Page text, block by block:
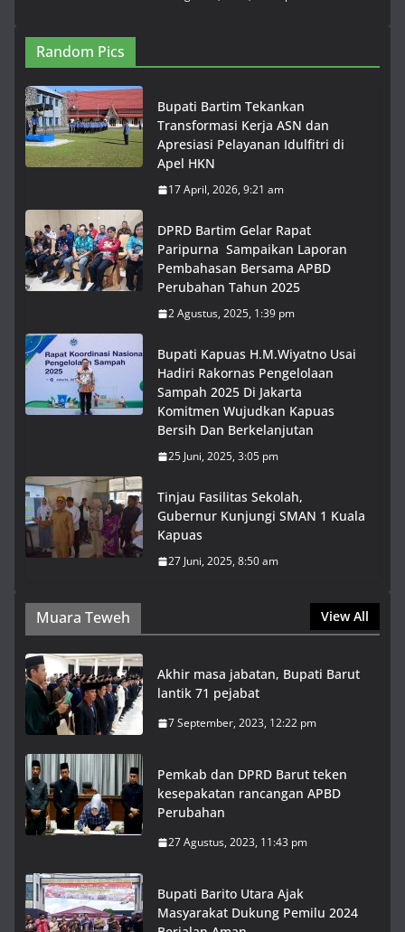
Random Pics
Bupati Bartim Tekankan
Transformasi Kerja ASN dan
Apresiasi Pelayanan Idulfitri di
Apel HKN
17 April, 2026, 9:21 am
DPRD Bartim Gelar Rapat
Paripurna Sampaikan Laporan
Pembahasan Bersama APBD
Perubahan Tahun 2025
2 Agustus, 2025, 1:39 pm
Bupati Kapuas H.M.Wiyatno Usai
Hadiri Rakornas Pengelolaan
Sampah 2025 Di Jakarta
Komitmen Wujudkan Kapuas
Bersih Dan Berkelanjutan
25 Juni, 2025, 3:05 pm
Tinjau Fasilitas Sekolah,
Gubernur Kunjungi SMAN 1 Kuala
Kapuas
27 Juni, 2025, 8:50 am
Muara Teweh View All
Akhir masa jabatan, Bupati Barut
lantik 71 pejabat
7 September, 2023, 12:22 pm
Pemkab dan DPRD Barut teken
kesepakatan rancangan APBD
Perubahan
27 Agustus, 2023, 11:43 pm
Bupati Barito Utara Ajak
Masyarakat Dukung Pemilu 2024